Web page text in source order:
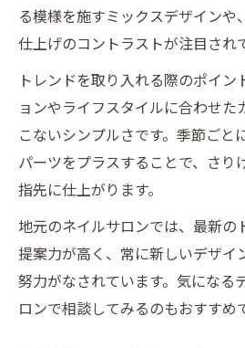
る模様を施すミックスデザインや
仕上げのコントラストが注目され
トレンドを取り入れる際のポイ
ョンやライフスタイルに合わせた
こないシンプルさです。季節ごと
パーツをプラスすることで、さり
指先に仕上がります。
地元のネイルサロンでは、最新の
提案力が高く、常に新しいデザイ
努力がなされています。気になる
ロンで相談してみるのもおすすめ